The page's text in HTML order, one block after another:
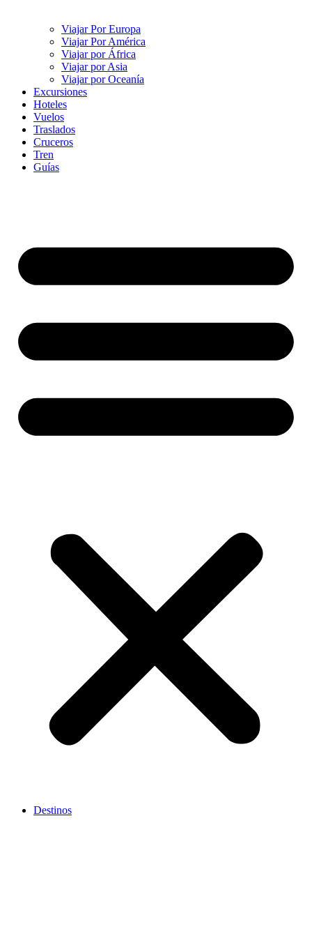
Viajar Por Europa
Viajar Por América
Viajar por África
Viajar por Asia
Viajar por Oceanía
Excursiones
Hoteles
Vuelos
Traslados
Cruceros
Tren
Guías
Destinos